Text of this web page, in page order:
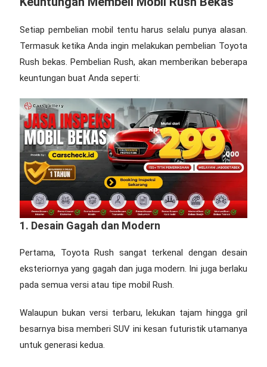
Setiap pembelian mobil tentu harus selalu punya alasan.
Termasuk ketika Anda ingin melakukan pembelian Toyota
Rush bekas. Pembelian Rush, akan memberikan beberapa
keuntungan buat Anda seperti:
1. Desain Gagah dan Modern
Pertama, Toyota Rush sangat terkenal dengan desain
eksteriornya yang gagah dan juga modern. Ini juga berlaku
pada semua versi atau tipe mobil Rush.
Walaupun bukan versi terbaru, lekukan tajam hingga gril
besarnya bisa memberi SUV ini kesan futuristik utamanya
untuk generasi kedua.